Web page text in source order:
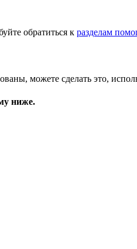
обратиться к разделам
можете сделать это,
ниже.